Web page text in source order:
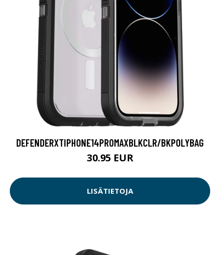
DEFENDERXTIPHONE14PROMAXBLKCLR/BKPOLYBAG
30.95 EUR
LISÄTIETOJA